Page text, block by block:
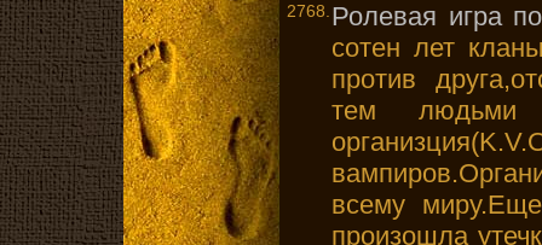
2768. Ролевая игра
сотен лет
против
тем людьми
всему
произошла